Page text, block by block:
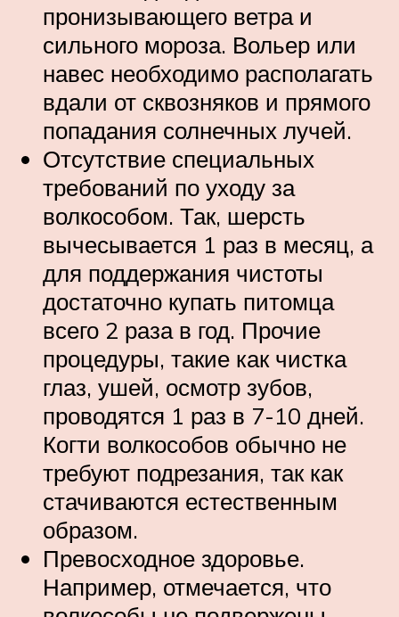
пронизывающего ветра и
сильного мороза. Вольер или
навес необходимо располагать
вдали от сквозняков и прямого
попадания солнечных лучей.
Отсутствие специальных
требований по уходу за
волкособом. Так, шерсть
вычесывается 1 раз в месяц, а
для поддержания чистоты
достаточно купать питомца
всего 2 раза в год. Прочие
процедуры, такие как чистка
глаз, ушей, осмотр зубов,
проводятся 1 раз в 7-10 дней.
Когти волкособов обычно не
требуют подрезания, так как
стачиваются естественным
образом.
Превосходное здоровье.
Например, отмечается, что